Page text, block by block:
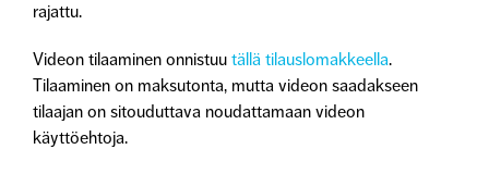
rajattu.
Videon tilaaminen onnistuu tällä tilauslomakkeella.
Tilaaminen on maksutonta, mutta videon saadakseen
tilaajan on sitouduttava noudattamaan videon
käyttöehtoja.